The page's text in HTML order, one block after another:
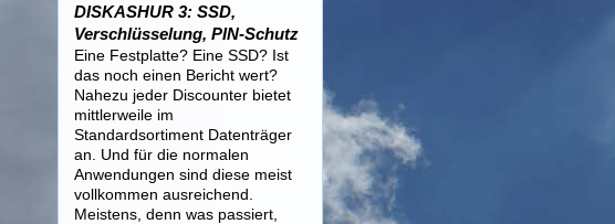
DISKASHUR 3: SSD,
Verschlüsselung, PIN-Schutz
Eine Festplatte? Eine SSD? Ist
das noch einen Bericht wert?
Nahezu jeder Discounter bietet
mittlerweile im
Standardsortiment Datenträger
an. Und für die normalen
Anwendungen sind diese meist
vollkommen ausreichend.
Meistens, denn was passiert,